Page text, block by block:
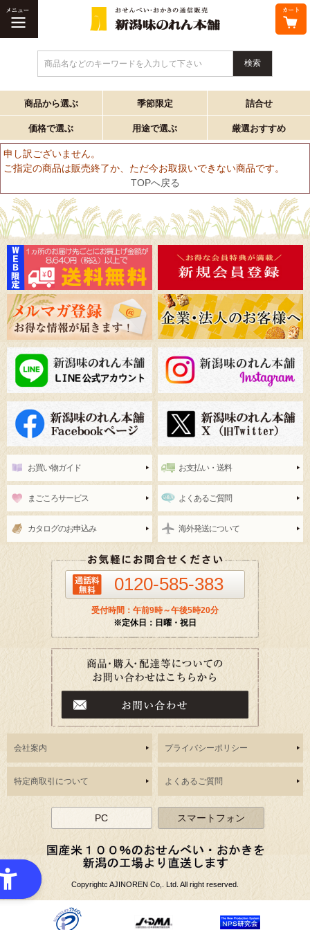
商品名などのキーワードを入力して下さい
商品から選ぶ 季節限定 詰合せ
価格で選ぶ 用途で選ぶ 厳選おすすめ
申し訳ございません。
ご指定の商品は販売終了か、ただ今お取扱いできない商品です。
TOPへ戻る
お買い物ガイド お支払い・送料
まごころサービス よくあるご質問
カタログのお申込み 海外発送について
0120-585-383
受付時間：午前9時～午後5時20分
※定休日：日曜・祝日
会社案内 プライバシーポリシー
特定商取引について よくあるご質問
PC スマートフォン
Copyrightc AJINOREN Co,. Ltd. All right reserved.